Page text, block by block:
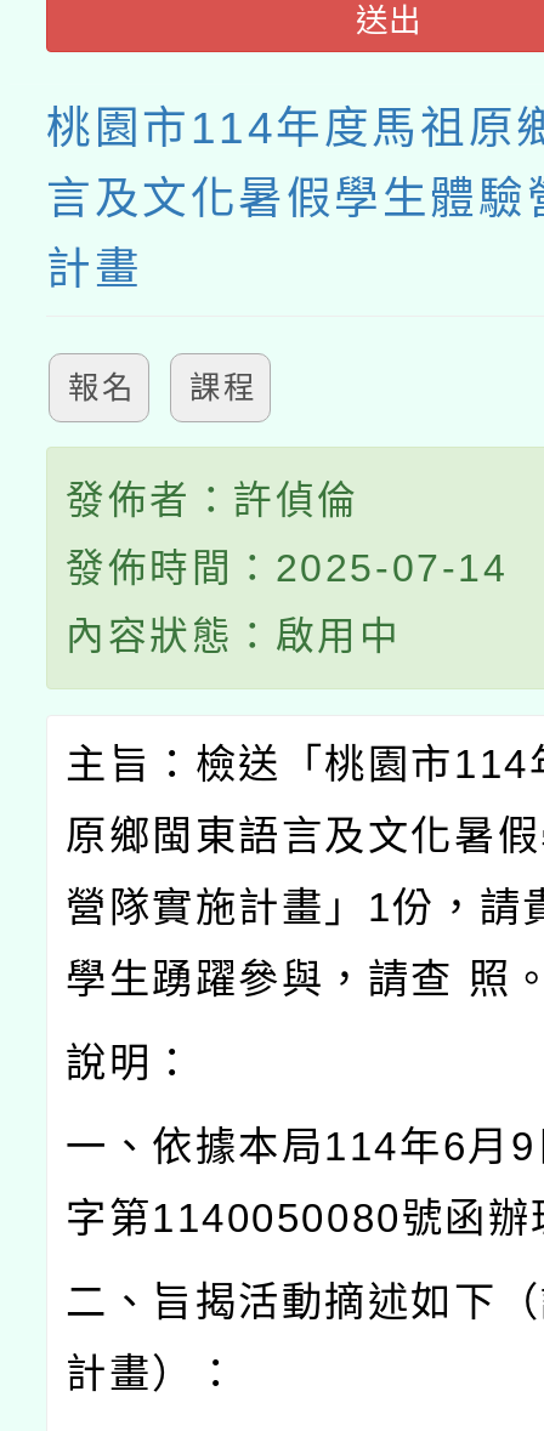
送出
桃園市114年度馬祖原
言及文化暑假學生體驗
計畫
報名 課程
發佈者：許偵倫
發佈時間：2025-07-14
內容狀態：啟用中
主旨：檢送「桃園市114
原鄉閩東語言及文化暑
營隊實施計畫」 1份，請
學生踴躍參與，請查 照
說明：
一、依據本局114年6月 9
字第1140050080號函辦
二、旨揭活動摘述如下
計畫）：